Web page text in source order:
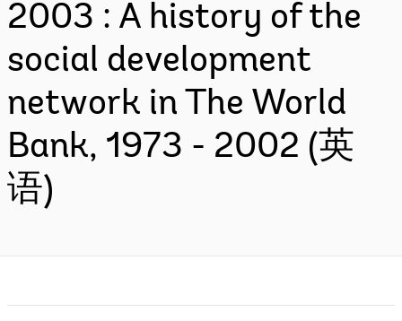
2003 : A history of the
social development
network in The World
Bank, 1973 - 2002 (英
语)